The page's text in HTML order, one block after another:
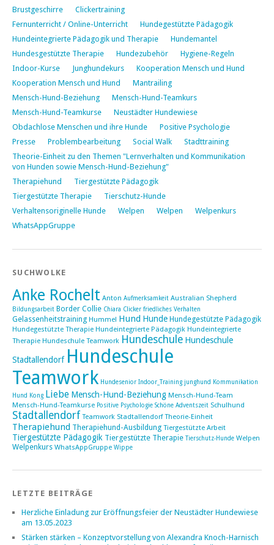
Brustgeschirre
Clickertraining
Fernunterricht / Online-Unterricht
Hundegestützte Pädagogik
Hundeintegrierte Pädagogik und Therapie
Hundemantel
Hundesgestützte Therapie
Hundezubehör
Hygiene-Regeln
Indoor-Kurse
Junghundekurs
Kooperation Mensch und Hund
Kooperation Mensch und Hund
Mantrailing
Mensch-Hund-Beziehung
Mensch-Hund-Teamkurs
Mensch-Hund-Teamkurse
Neustädter Hundewiese
Obdachlose Menschen und ihre Hunde
Positive Psychologie
Presse
Problembearbeitung Social Walk
Stadttraining
Theorie-Einheit zu den Themen "Lernverhalten und Kommunikation
von Hunden sowie Mensch-Hund-Beziehung"
Therapiehund
Tiergestützte Pädagogik
Tiergestützte Therapie
Tierschutz-Hunde
Verhaltensoriginelle Hunde
Welpen Welpen
Welpenkurs
WhatsAppGruppe
SUCHWOLKE
Anke Rochelt Anton Aufmerksamkeit Australian Shepherd
Bildungsarbeit Border Collie Chiara Clicker friedliches Verhalten
Gelassenheitstraining Hummel Hund Hunde Hundegestützte Pädagogik
Hundegestützte Therapie Hundeintegrierte Pädagogik Hundeintegrierte
Therapie Hundeschule Teamwork Hundeschule Hundeschule
Stadtallendorf Hundeschule
Teamwork Hundesenior Indoor_Training junghund
Kommunikation
Hund
Kong Liebe Mensch-Hund-Beziehung Mensch-Hund-Team
Mensch-Hund-Teamkurse Positive Psychologie Schöne Adventszeit Schulhund
Stadtallendorf Teamwork Stadtallendorf Theorie-Einheit
Therapiehund Therapiehund-Ausbildung Tiergestützte Arbeit
Tiergestützte Pädagogik Tiergestützte Therapie Tierschutz-Hunde Welpen
Welpenkurs WhatsAppGruppe Wippe
LETZTE BEITRÄGE
Herzliche Einladung zur Eröffnungsfeier der Neustädter Hundewiese
am 13.05.2023
Stärken stärken – Konzeptvorstellung von Alexandra Knoch-Harnisch